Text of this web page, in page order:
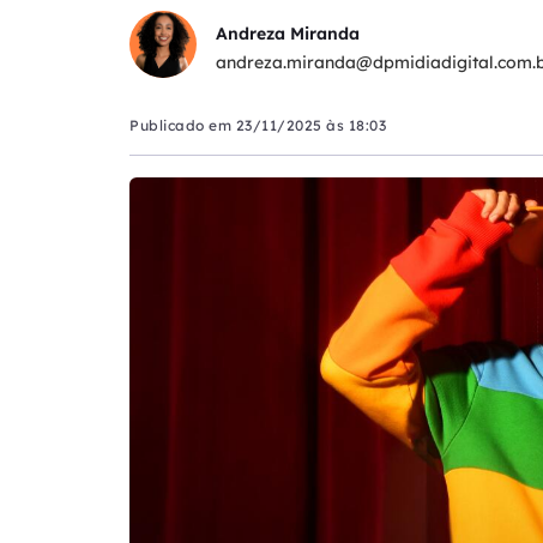
Andreza Miranda
Publicado em 23/11/2025 às 18:03